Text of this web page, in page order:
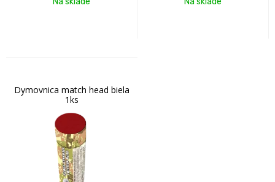
Dymovnica match head biela
1ks